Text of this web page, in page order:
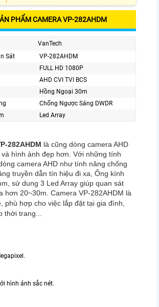
PHẨM CAMERA VP-282AHDM
VanTech
Sát
VP-282AHDM
FULL HD 1080P
AHD CVI TVI BCS
Hồng Ngoại 30m
Chống Ngược Sáng DWDR
Led Array
282AHDM là cũng dòng camera AHD
hình ảnh đẹp hơn. Với những tính
camera AHD như tính năng chống
truyền dẫn tín hiệu đi xa, Ống kính
sử dung 3 Led Array giúp quan sát
hơn 20~30m. Camera VP-282AHDM là
, phù hợp cho việc lắp đặt tại gia đình,
thời trang...
hình ảnh sắc nét.